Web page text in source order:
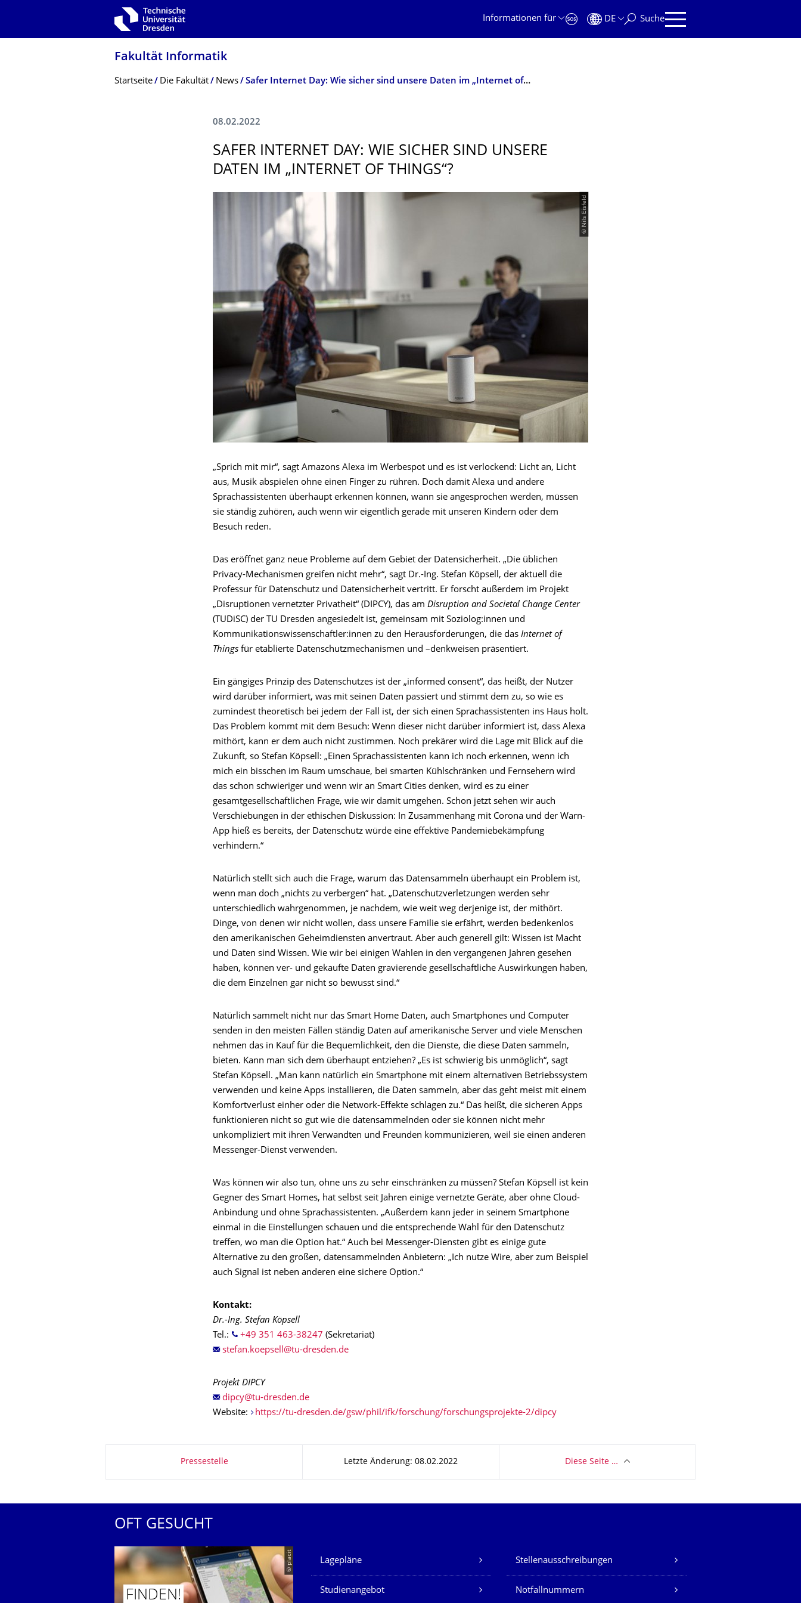
Zur Hauptnavigation springen
Informationen für
DE Suche
Fakultät Informatik
Breadcrumb-Menü
Startseite Die Fakultät News Safer Internet Day: Wie sicher sind unsere Daten im „Internet of Things“?
08.02.2022
SAFER INTERNET DAY: WIE SICHER SIND UNSERE
DATEN IM „INTERNET OF THINGS“?
© Nils Eisfeld
„Sprich mit mir“, sagt Amazons Alexa im Werbespot und es ist verlockend: Licht an, Licht
aus, Musik abspielen ohne einen Finger zu rühren. Doch damit Alexa und andere
Sprachassistenten überhaupt erkennen können, wann sie angesprochen werden, müssen
sie ständig zuhören, auch wenn wir eigentlich gerade mit unseren Kindern oder dem
Besuch reden.
Das eröffnet ganz neue Probleme auf dem Gebiet der Datensicherheit. „Die üblichen
Privacy-Mechanismen greifen nicht mehr“, sagt Dr.-Ing. Stefan Köpsell, der aktuell die
Professur für Datenschutz und Datensicherheit vertritt. Er forscht außerdem im Projekt
„Disruptionen vernetzter Privatheit“ (DIPCY), das am Disruption and Societal Change Center
(TUDiSC) der TU Dresden angesiedelt ist, gemeinsam mit Soziolog:innen und
Kommunikationswissenschaftler:innen zu den Herausforderungen, die das Internet of
Things für etablierte Datenschutzmechanismen und –denkweisen präsentiert.
Ein gängiges Prinzip des Datenschutzes ist der „informed consent“, das heißt, der Nutzer
wird darüber informiert, was mit seinen Daten passiert und stimmt dem zu, so wie es
zumindest theoretisch bei jedem der Fall ist, der sich einen Sprachassistenten ins Haus holt.
Das Problem kommt mit dem Besuch: Wenn dieser nicht darüber informiert ist, dass Alexa
mithört, kann er dem auch nicht zustimmen. Noch prekärer wird die Lage mit Blick auf die
Zukunft, so Stefan Köpsell: „Einen Sprachassistenten kann ich noch erkennen, wenn ich
mich ein bisschen im Raum umschaue, bei smarten Kühlschränken und Fernsehern wird
das schon schwieriger und wenn wir an Smart Cities denken, wird es zu einer
gesamtgesellschaftlichen Frage, wie wir damit umgehen. Schon jetzt sehen wir auch
Verschiebungen in der ethischen Diskussion: In Zusammenhang mit Corona und der Warn-
App hieß es bereits, der Datenschutz würde eine effektive Pandemiebekämpfung
verhindern.“
Natürlich stellt sich auch die Frage, warum das Datensammeln überhaupt ein Problem ist,
wenn man doch „nichts zu verbergen“ hat. „Datenschutzverletzungen werden sehr
unterschiedlich wahrgenommen, je nachdem, wie weit weg derjenige ist, der mithört.
Dinge, von denen wir nicht wollen, dass unsere Familie sie erfährt, werden bedenkenlos
den amerikanischen Geheimdiensten anvertraut. Aber auch generell gilt: Wissen ist Macht
und Daten sind Wissen. Wie wir bei einigen Wahlen in den vergangenen Jahren gesehen
haben, können ver- und gekaufte Daten gravierende gesellschaftliche Auswirkungen haben,
die dem Einzelnen gar nicht so bewusst sind.“
Natürlich sammelt nicht nur das Smart Home Daten, auch Smartphones und Computer
senden in den meisten Fällen ständig Daten auf amerikanische Server und viele Menschen
nehmen das in Kauf für die Bequemlichkeit, den die Dienste, die diese Daten sammeln,
bieten. Kann man sich dem überhaupt entziehen? „Es ist schwierig bis unmöglich“, sagt
Stefan Köpsell. „Man kann natürlich ein Smartphone mit einem alternativen Betriebssystem
verwenden und keine Apps installieren, die Daten sammeln, aber das geht meist mit einem
Komfortverlust einher oder die Network-Effekte schlagen zu.“ Das heißt, die sicheren Apps
funktionieren nicht so gut wie die datensammelnden oder sie können nicht mehr
unkompliziert mit ihren Verwandten und Freunden kommunizieren, weil sie einen anderen
Messenger-Dienst verwenden.
Was können wir also tun, ohne uns zu sehr einschränken zu müssen? Stefan Köpsell ist kein
Gegner des Smart Homes, hat selbst seit Jahren einige vernetzte Geräte, aber ohne Cloud-
Anbindung und ohne Sprachassistenten. „Außerdem kann jeder in seinem Smartphone
einmal in die Einstellungen schauen und die entsprechende Wahl für den Datenschutz
treffen, wo man die Option hat.“ Auch bei Messenger-Diensten gibt es einige gute
Alternative zu den großen, datensammelnden Anbietern: „Ich nutze Wire, aber zum Beispiel
auch Signal ist neben anderen eine sichere Option.“
Kontakt:
Dr.-Ing. Stefan Köpsell
Tel.:
+49 351 463-38247 (Sekretariat)
Projekt DIPCY
Website: https://tu-dresden.de/gsw/phil/ifk/forschung/forschungsprojekte-2/dipcy
Pressestelle Letzte Änderung: 08.02.2022 Diese Seite …
OFT GESUCHT
© placit
FINDEN!
Unsere Dienste
Lagepläne Stellenausschreibungen
Studienangebot Notfallnummern